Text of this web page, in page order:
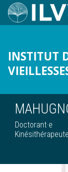
Aller
au
INSTITUT
Doctorant·e
Kinésithérapeute